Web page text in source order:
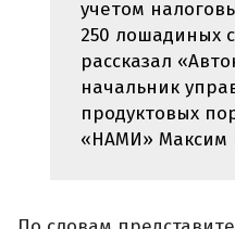
учетом
250 лошадиных
рассказал
начальник
продуктовых
«НАМИ» Максим